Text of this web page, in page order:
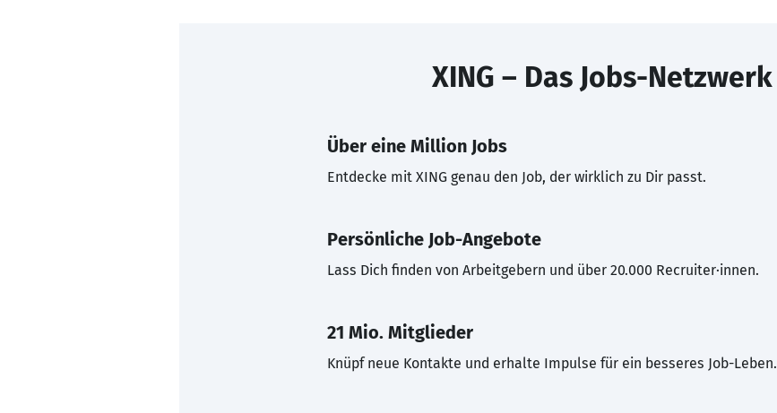
XING – Das Jobs-Netzwerk
Über eine Million Jobs
Entdecke mit XING genau den Job, der wirklich zu Dir passt.
Persönliche Job-Angebote
Lass Dich finden von Arbeitgebern und über 20.000 Recruiter·innen.
21 Mio. Mitglieder
Knüpf neue Kontakte und erhalte Impulse für ein besseres Job-Leben.